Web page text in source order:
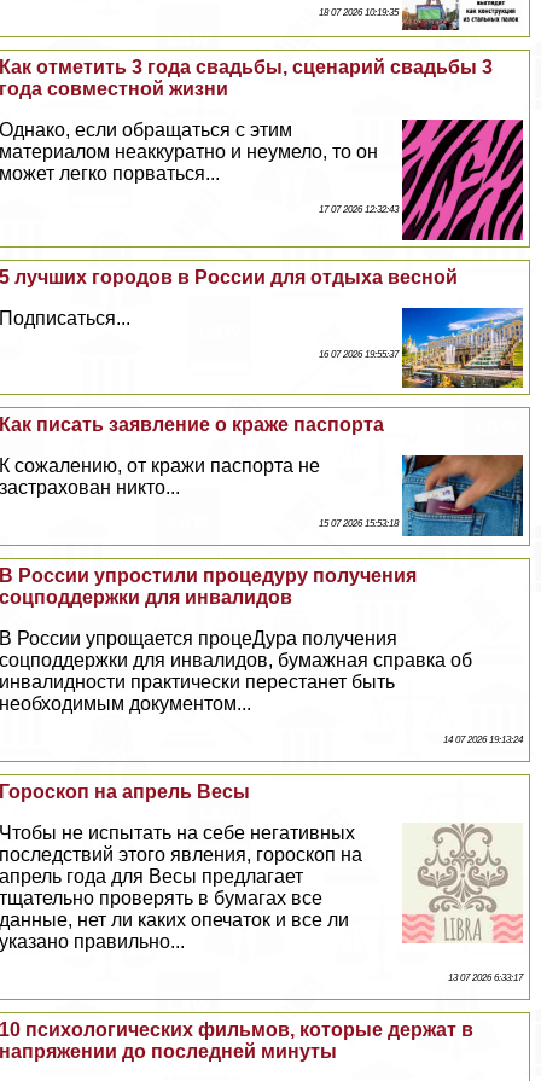
18 07 2026 10:19:35
Как отметить 3 года свадьбы, сценарий свадьбы 3
года совместной жизни
Однако, если обращаться с этим
материалом неаккуратно и неумело, то он
может легко порваться...
17 07 2026 12:32:43
5 лучших городов в России для отдыха весной
Подписаться...
16 07 2026 19:55:37
Как писать заявление о краже паспорта
К сожалению, от кражи паспорта не
застрахован никто...
15 07 2026 15:53:18
В России упростили процедуру получения
соцподдержки для инвалидов
В России упрощается процеДypa получения
соцподдержки для инвалидов, бумажная справка об
инвалидности пpaктически перестанет быть
необходимым документом...
14 07 2026 19:13:24
Гороскоп на апрель Весы
Чтобы не испытать на себе негативных
последствий этого явления, гороскоп на
апрель года для Весы предлагает
тщательно проверять в бумагах все
данные, нет ли каких опечаток и все ли
указано правильно...
13 07 2026 6:33:17
10 психологических фильмов, которые держат в
напряжении до последней минуты